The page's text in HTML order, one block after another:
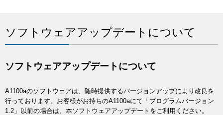
ソフトウェアアップデートについて
ソフトウェアアップデートについて
A1100aのソフトウェアは、随時提供するバージョンアップにより改良を
行っております。お客様がお持ちのA1100aにて「プログラムバージョン
1.2」以前の場合は、本ソフトウェアアップデートをご利用ください。